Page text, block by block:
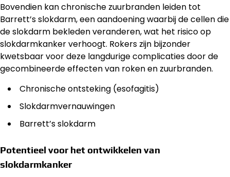
Bovendien kan chronische zuurbranden leiden tot
Barrett’s slokdarm, een aandoening waarbij de cellen die
de slokdarm bekleden veranderen, wat het risico op
slokdarmkanker verhoogt. Rokers zijn bijzonder
kwetsbaar voor deze langdurige complicaties door de
gecombineerde effecten van roken en zuurbranden.
Chronische ontsteking (esofagitis)
Slokdarmvernauwingen
Barrett’s slokdarm
Potentieel voor het ontwikkelen van
slokdarmkanker